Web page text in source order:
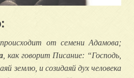
происходит от семени Адамова;
, как говорит Писание: “Господь,
землю, и созидаяй дух человека